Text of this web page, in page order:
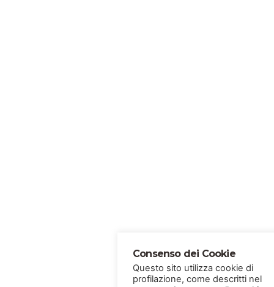
Consenso dei Cookie
Questo sito utilizza cookie di
profilazione, come descritti nel